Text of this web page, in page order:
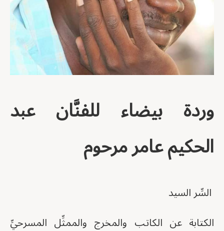
وردة بيضاء للفنَّان عبد
الحكيم عامر مرحوم
السِّر السيد
الكتابة عن الكاتب والمخرج والممثِّل المسرحيِّ